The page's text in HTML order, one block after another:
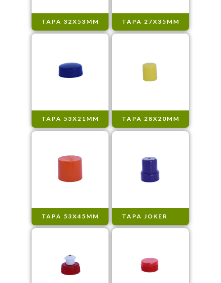
TAPA 32X53MM TAPA 27X35MM
TAPA 53X21MM TAPA 28X20MM
TAPA 53X45MM TAPA JOKER